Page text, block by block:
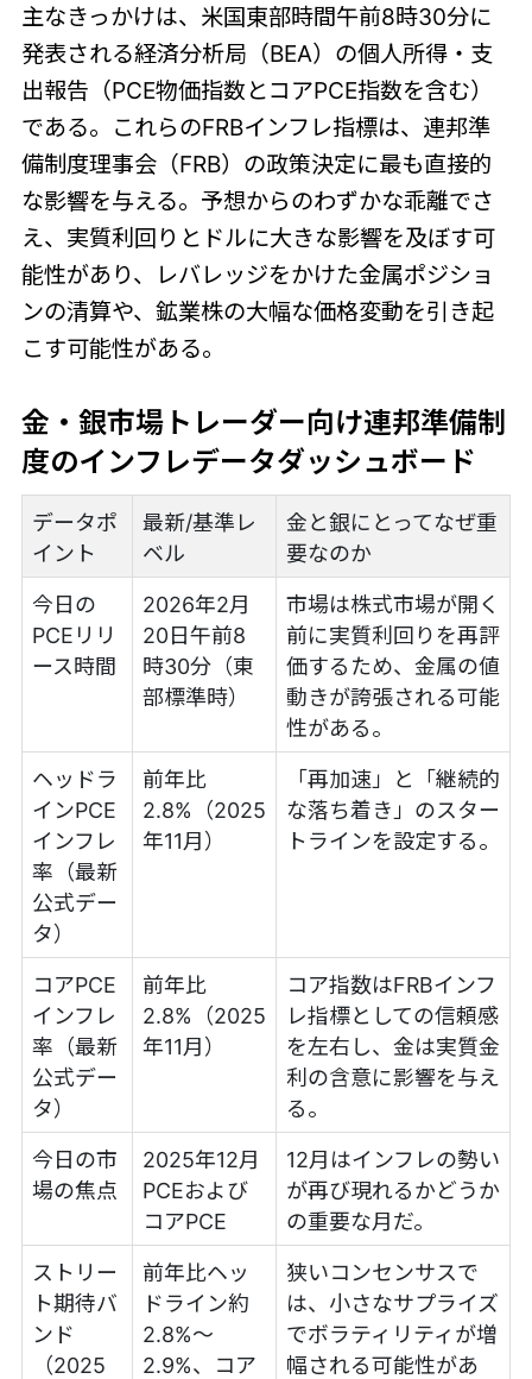
主なきっかけは、米国東部時間午前8時30分に
発表される経済分析局（BEA）の個人所得・支
出報告（PCE物価指数とコアPCE指数を含む）
である。これらのFRBインフレ指標は、連邦準
備制度理事会（FRB）の政策決定に最も直接的
な影響を与える。予想からのわずかな乖離でさ
え、実質利回りとドルに大きな影響を及ぼす可
能性があり、レバレッジをかけた金属ポジショ
ンの清算や、鉱業株の大幅な価格変動を引き起
こす可能性がある。
金・銀市場トレーダー向け連邦準備制
度のインフレデータダッシュボード
データポ
イント
最新/基準レ
ベル
金と銀にとってなぜ重
要なのか
今日の
PCEリリ
ース時間
2026年2月
20日午前8
時30分（東
部標準時）
市場は株式市場が開く
前に実質利回りを再評
価するため、金属の値
動きが誇張される可能
性がある。
ヘッドラ
インPCE
インフレ
率（最新
公式デー
タ）
前年比
2.8%（2025
年11月）
「再加速」と「継続的
な落ち着き」のスター
トラインを設定する。
コアPCE
インフレ
率（最新
公式デー
タ）
前年比
2.8%（2025
年11月）
コア指数はFRBインフ
レ指標としての信頼感
を左右し、金は実質金
利の含意に影響を与え
る。
今日の市
場の焦点
2025年12月
PCEおよび
コアPCE
12月はインフレの勢い
が再び現れるかどうか
の重要な月だ。
ストリー
ト期待バ
ンド
（2025
前年比ヘッ
ドライン約
2.8%～
2.9%、コア
狭いコンセンサスで
は、小さなサプライズ
でボラティリティが増
幅される可能性があ